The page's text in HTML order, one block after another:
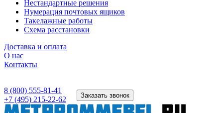
Нестандартные решения
Нумерация почтовых ящиков
Такелажные работы
Схема расстановки
Доставка и оплата
О нас
Контакты
8 (800) 555-81-41
+7 (495) 215-22-62
Заказать звонок